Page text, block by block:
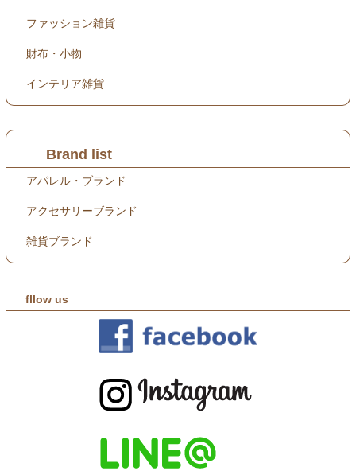
ファッション雑貨
財布・小物
インテリア雑貨
Brand list
アパレル・ブランド
アクセサリーブランド
雑貨ブランド
fllow us